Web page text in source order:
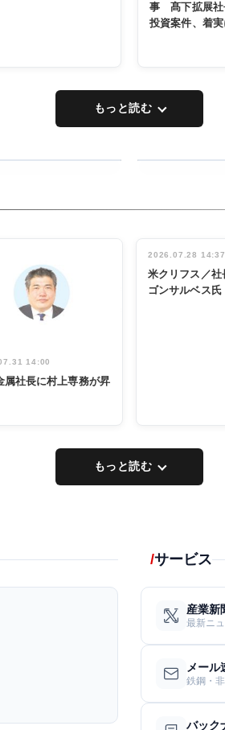
事 髙下拡展社
投資案件、着
もっと読む
念祝う 業界
関係者ら220
人出席
14:00
属社長に村上専務が昇
2026.07.28 14:37
米クリフス／社
ゴンサルベス氏
もっと読む
サービス
産業新
最新ニ
メール
鉄鋼・
バック